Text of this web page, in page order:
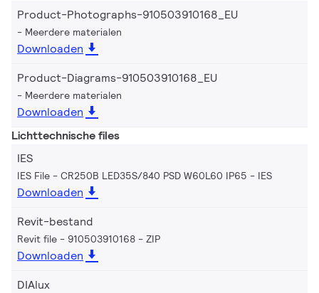
Product-Photographs-910503910168_EU
Meerdere materialen
Downloaden
Product-Diagrams-910503910168_EU
Meerdere materialen
Downloaden
Lichttechnische files
IES
IES File - CR250B LED35S/840 PSD W60L60 IP65 IES
Downloaden
Revit-bestand
Revit file - 910503910168 ZIP
Downloaden
DIAlux